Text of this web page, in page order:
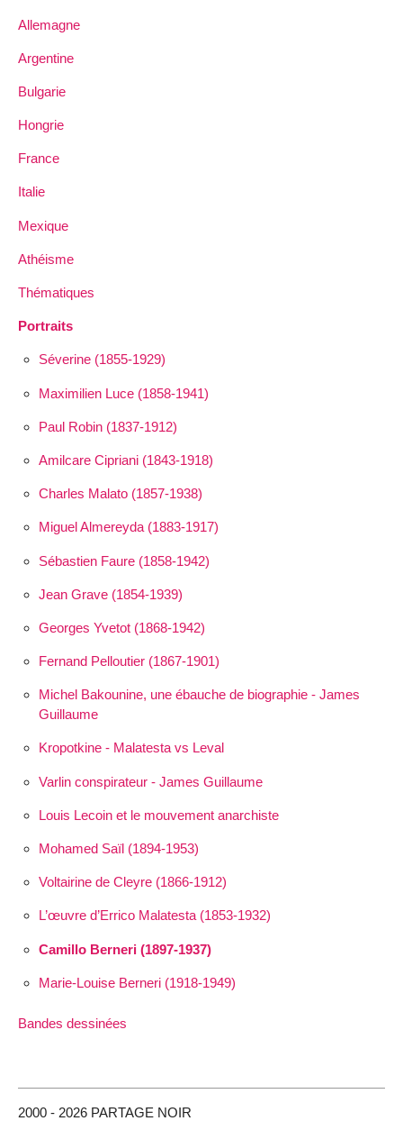
Allemagne
Argentine
Bulgarie
Hongrie
France
Italie
Mexique
Athéisme
Thématiques
Portraits
Séverine (1855-1929)
Maximilien Luce (1858-1941)
Paul Robin (1837-1912)
Amilcare Cipriani (1843-1918)
Charles Malato (1857-1938)
Miguel Almereyda (1883-1917)
Sébastien Faure (1858-1942)
Jean Grave (1854-1939)
Georges Yvetot (1868-1942)
Fernand Pelloutier (1867-1901)
Michel Bakounine, une ébauche de biographie - James
Guillaume
Kropotkine - Malatesta vs Leval
Varlin conspirateur - James Guillaume
Louis Lecoin et le mouvement anarchiste
Mohamed Saïl (1894-1953)
Voltairine de Cleyre (1866-1912)
L’œuvre d’Errico Malatesta (1853-1932)
Camillo Berneri (1897-1937)
Marie-Louise Berneri (1918-1949)
Bandes dessinées
2000 - 2026 PARTAGE NOIR